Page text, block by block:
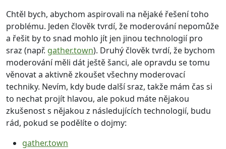
Chtěl bych, abychom aspirovali na nějaké řešení toho
problému. Jeden člověk tvrdí, že moderování nepomůže
a řešit by to snad mohlo jít jen jinou technologií pro
sraz (např. gather.town). Druhý člověk tvrdí, že bychom
moderování měli dát ještě šanci, ale opravdu se tomu
věnovat a aktivně zkoušet všechny moderovací
techniky. Nevím, kdy bude další sraz, takže mám čas si
to nechat projít hlavou, ale pokud máte nějakou
zkušenost s nějakou z následujících technologií, budu
rád, pokud se podělíte o dojmy:
gather.town